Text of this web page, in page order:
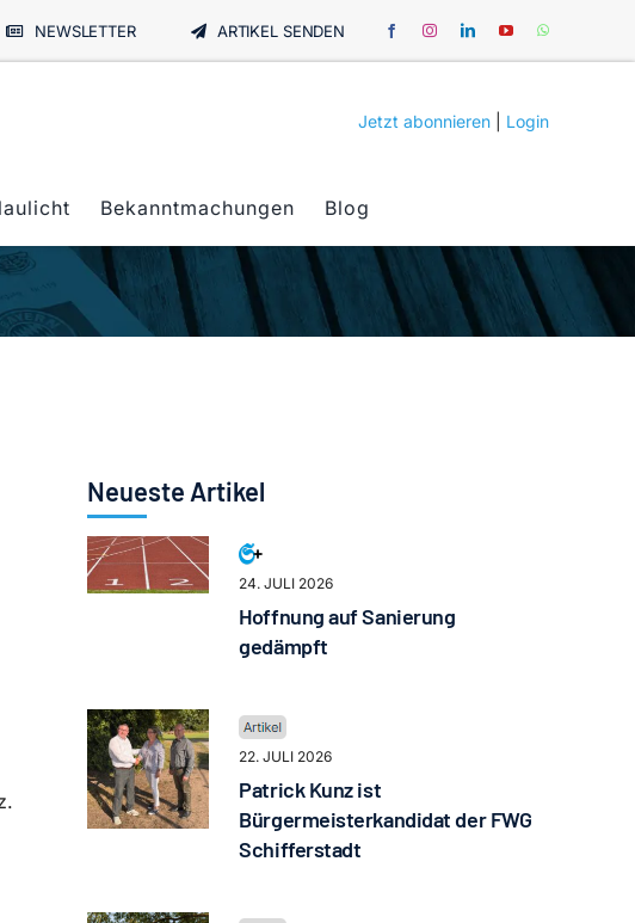
NEWSLETTER ARTIKEL SENDEN
Jetzt abonnieren Login
Bekanntmachungen Blog
Neueste Artikel
24. JULI 2026
Hoffnung auf Sanierung
gedämpft
22. JULI 2026
Patrick Kunz ist
Bürgermeisterkandidat der FWG
Schifferstadt